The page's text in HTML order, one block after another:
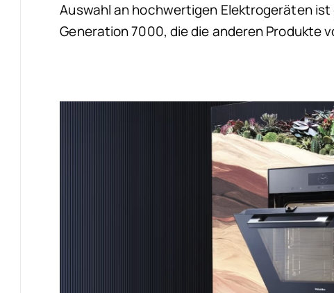
Auswahl an hochwertigen Elektrogeräten
Generation 7000, die die anderen Produkte